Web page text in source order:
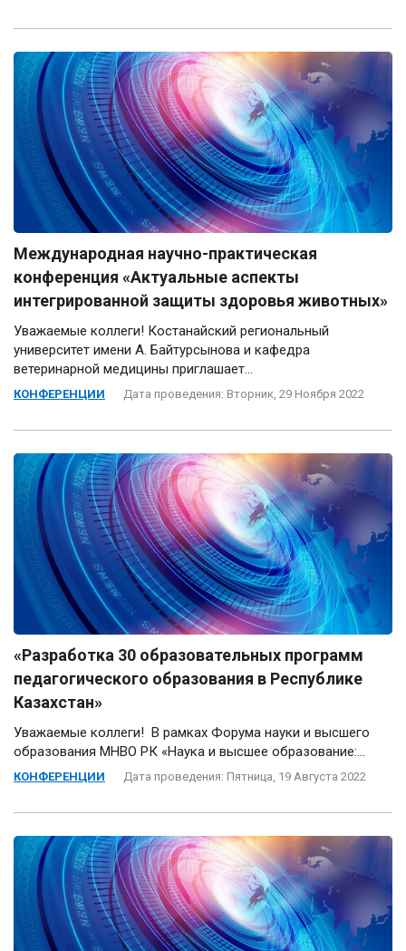
Международная научно-практическая
конференция «Актуальные аспекты
интегрированной защиты здоровья животных»
Уважаемые коллеги! Костанайский региональный
университет имени А. Байтурсынова и кафедра
ветеринарной медицины приглашает...
КОНФЕРЕНЦИИ Дата проведения: Вторник, 29 Ноября 2022
«Разработка 30 образовательных программ
педагогического образования в Республике
Казахстан»
Уважаемые коллеги! В рамках Форума науки и высшего
образования МНВО РК «Наука и высшее образование:...
КОНФЕРЕНЦИИ Дата проведения: Пятница, 19 Августа 2022